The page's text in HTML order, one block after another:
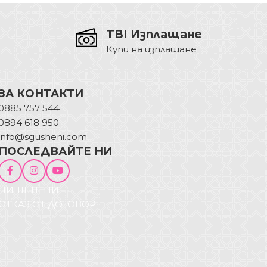
TBI Изплащане
Купи на изплащане
КОНТАКТИ
757 544
618 950
НИ